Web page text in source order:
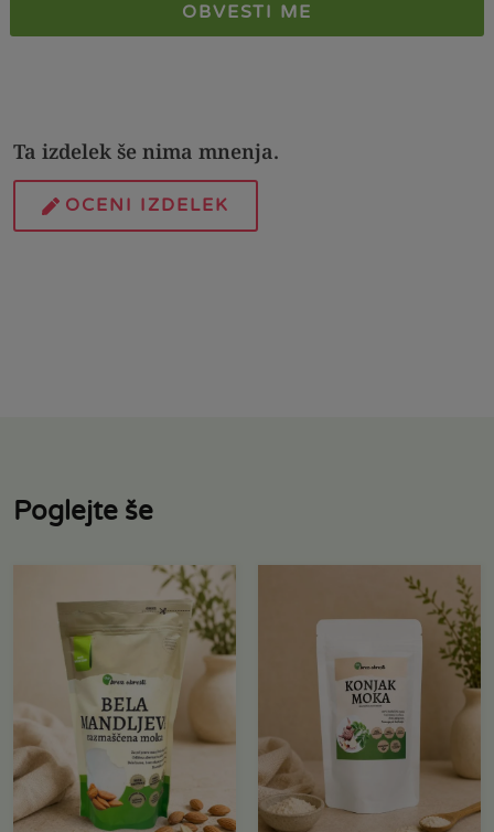
OBVESTI ME
Ta izdelek še nima mnenja.
OCENI IZDELEK
Poglejte še